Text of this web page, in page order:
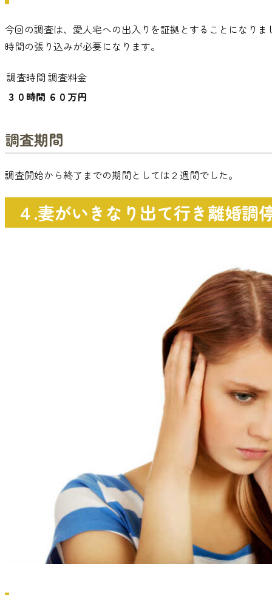
今回の調査は、 愛人宅への出入りを証拠とすることになりま
時間の張り込みが必要になります。
調査時間 調査料金
３０時間 ６０万円
調査期間
調査開始から終了までの期間としては２週間でした。
４.妻がいきなり出て行き離婚